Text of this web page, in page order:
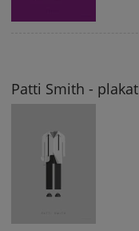
Patti Smith - plakat